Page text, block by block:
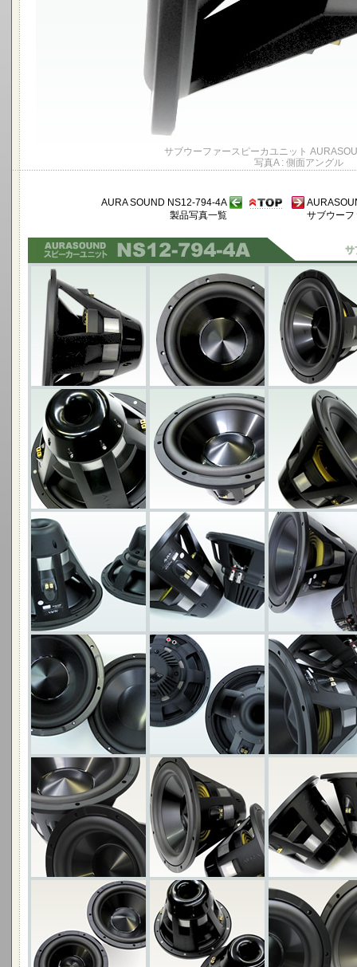
サブウーファースピーカユニット
写真A : 側面アングル
AURA SOUND NS12-794-4A
製品写真一覧
サブウー